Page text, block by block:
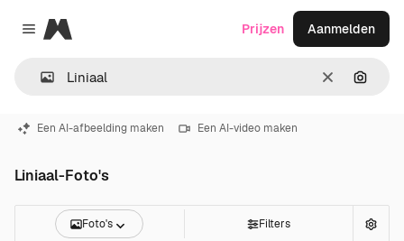
Close menu
Magnific
Wissen
Prijzen Aanmelden
Een AI-afbeelding maken Een AI-video maken
Liniaal-Foto's
Foto's Filters